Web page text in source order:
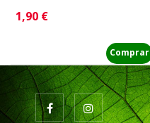
Precio
1,90 €
Comprar